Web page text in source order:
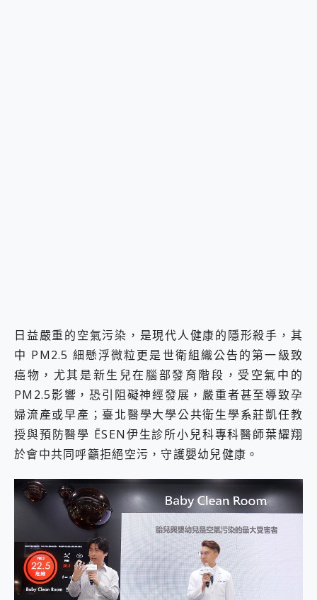
日益嚴重的空氣污染，是現代人健康的隱形殺手，其
中 PM2.5 細懸浮微粒更是世衛組織公告的第一級致
癌物，尤其是新生兒在腦部發育階段，受空氣中的
PM2.5影響，恐引阻礙神經發展，嚴重者甚至導致孕
婦流產或早產；臺北醫學大學公共衛生學系莊凱任教
授與預防醫學 ĒSEN伊生診所小兒科專科醫師葉耀翔
於會中共同呼籲拒絕空污，守護嬰幼兒健康。